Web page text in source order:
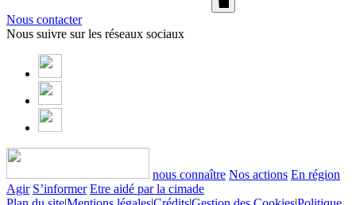
Nous contacter
Nous suivre sur les réseaux sociaux
nous connaître Nos actions En région
Agir S’informer Etre aidé par la cimade